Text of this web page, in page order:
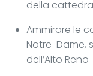
della
Ammirare le
Notre-Dame,
dell’Alto Reno